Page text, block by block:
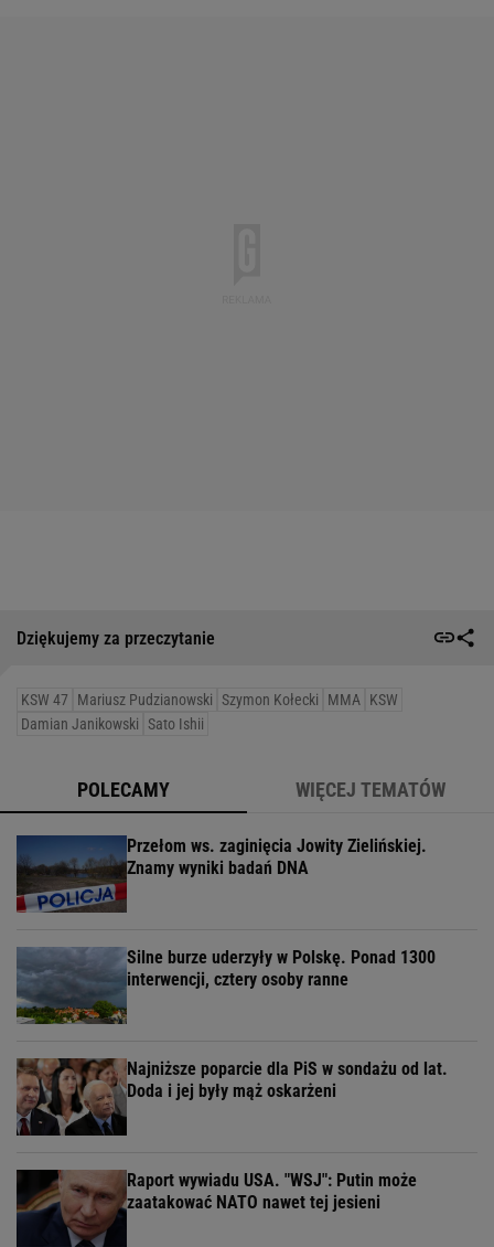
Dziękujemy za przeczytanie
KSW 47 Mariusz Pudzianowski Szymon Kołecki MMA KSW
Damian Janikowski Sato Ishii
POLECAMY WIĘCEJ TEMATÓW
Przełom ws. zaginięcia Jowity Zielińskiej.
Znamy wyniki badań DNA
Silne burze uderzyły w Polskę. Ponad 1300
interwencji, cztery osoby ranne
Najniższe poparcie dla PiS w sondażu od lat.
Doda i jej były mąż oskarżeni
Raport wywiadu USA. "WSJ": Putin może
zaatakować NATO nawet tej jesieni